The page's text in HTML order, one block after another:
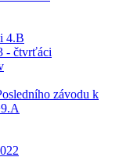
4.B
- čtvrťáci
závodu k